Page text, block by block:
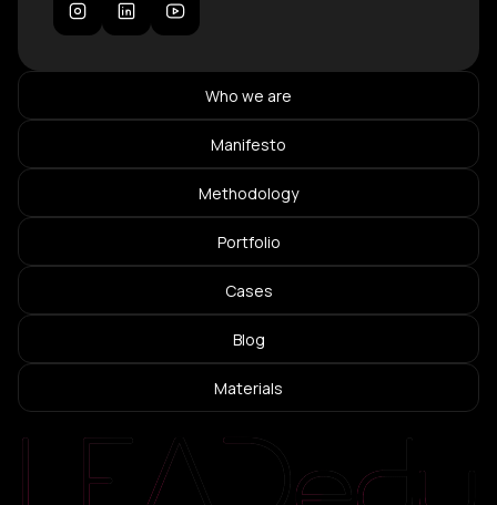
Who we are
Manifesto
Methodology
Portfolio
Cases
Blog
Materials